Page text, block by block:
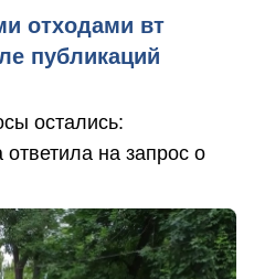
отходами вт
публикаций
остались:
на запрос о